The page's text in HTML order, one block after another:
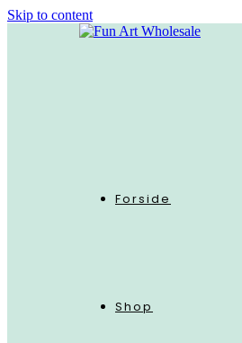
Skip to content
Forside
Shop